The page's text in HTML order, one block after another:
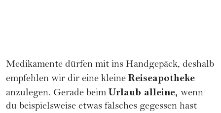
Medikamente dürfen mit ins Handgepäck, deshalb
empfehlen wir dir eine kleine Reiseapotheke
anzulegen. Gerade beim Urlaub alleine, wenn
du beispielsweise etwas falsches gegessen hast